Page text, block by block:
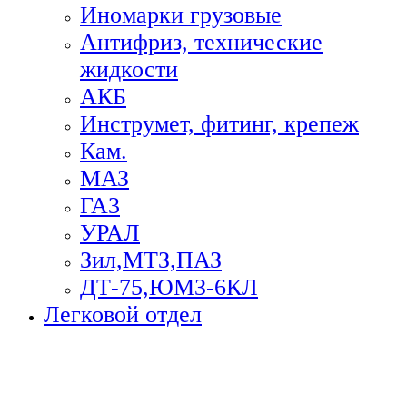
Иномарки грузовые
Антифриз, технические
жидкости
АКБ
Инструмет, фитинг, крепеж
Кам.
МАЗ
ГА3
УРАЛ
Зил,МТЗ,ПАЗ
ДТ-75,ЮМЗ-6КЛ
Легковой отдел